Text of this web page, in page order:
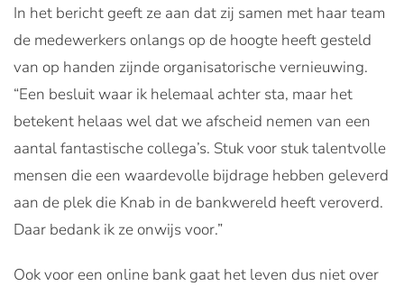
In het bericht geeft ze aan dat zij samen met haar team
de medewerkers onlangs op de hoogte heeft gesteld
van op handen zijnde organisatorische vernieuwing.
“Een besluit waar ik helemaal achter sta, maar het
betekent helaas wel dat we afscheid nemen van een
aantal fantastische collega’s. Stuk voor stuk talentvolle
mensen die een waardevolle bijdrage hebben geleverd
aan de plek die Knab in de bankwereld heeft veroverd.
Daar bedank ik ze onwijs voor.”
Ook voor een online bank gaat het leven dus niet over